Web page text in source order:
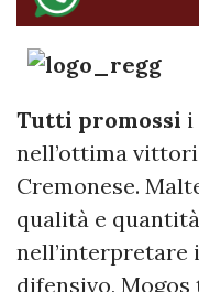
Tutti promossi i
nell’ottima
Cremonese.
qualità e
nell’interpretare
difensivo,